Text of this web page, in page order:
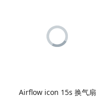
Airflow icon 15s 换气扇